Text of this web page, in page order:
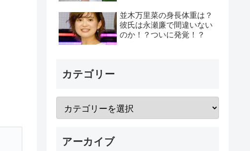
並木万里菜の身長体重は？
彼氏は永瀬廉で間違いない
のか！？ついに発覚！？
カテゴリー
アーカイブ